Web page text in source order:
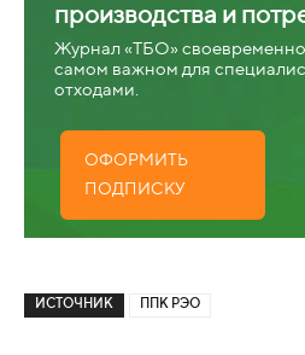
производства и
Журнал «ТБО»
самом важном для
отходами.
ОФОРМИТЬ
ПОДПИСКУ
ИСТОЧНИК ППК РЭО